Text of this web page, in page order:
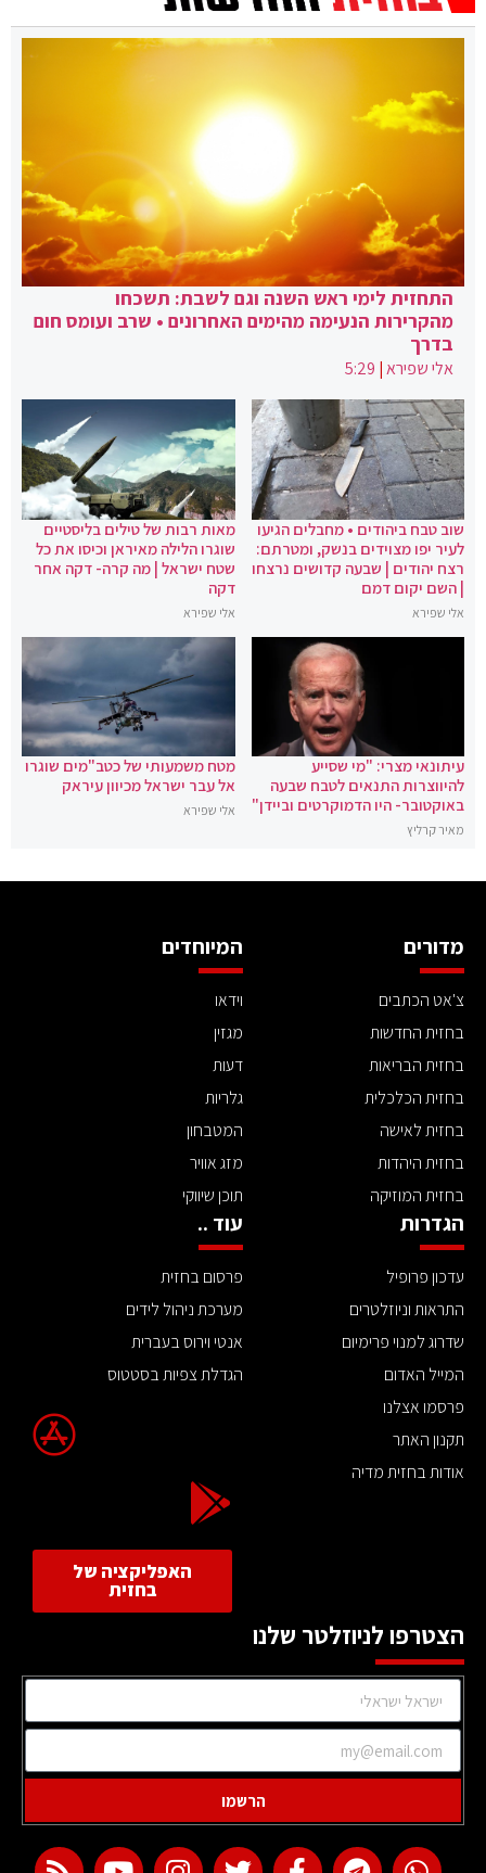
התחזית לימי ראש השנה וגם לשבת: תשכחו
מהקרירות הנעימה מהימים האחרונים • שרב ועומס חום
בדרך
אלי שפירא|
5:29
שוב טבח ביהודים • מחבלים הגיעו
לעיר יפו מצוידים בנשק, ומטרתם:
רצח יהודים | שבעה קדושים נרצחו
| השם יקום דמם
אלי שפירא
מאות רבות של טילים בליסטיים
שוגרו הלילה מאיראן וכיסו את כל
שטח ישראל | מה קרה- דקה אחר
דקה
אלי שפירא
עיתונאי מצרי: "מי שסייע
להיווצרות התנאים לטבח שבעה
באוקטובר- היו הדמוקרטים וביידן"
מאיר קרליץ
מטח משמעותי של כטב"מים שוגרו
אל עבר ישראל מכיוון עיראק
אלי שפירא
מדורים
צ'אט הכתבים
בחזית החדשות
בחזית הבריאות
בחזית הכלכלית
בחזית לאישה
בחזית היהדות
בחזית המוזיקה
המיוחדים
וידאו
מגזין
דעות
גלריות
המטבחון
מזג אוויר
תוכן שיווקי
הגדרות
עדכון פרופיל
התראות וניוזלטרים
שדרוג למנוי פרימיום
המייל האדום
פרסמו אצלנו
תקנון האתר
אודות בחזית מדיה
עוד ..
פרסום בחזית
מערכת ניהול לידים
אנטי וירוס בעברית
הגדלת צפיות בסטטוס
האפליקציה של
בחזית
הצטרפו לניוזלטר שלנו
הרשמו